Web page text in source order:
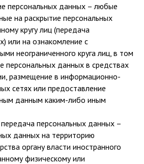
персональных данных – любые
на раскрытие персональных
кругу лиц (передача
или на ознакомление с
неограниченного круга лиц, в том
персональных данных в средствах
размещение в информационно-
сетях или предоставление
данным каким-либо иным
передача персональных данных –
данных на территорию
органу власти иностранного
физическому или